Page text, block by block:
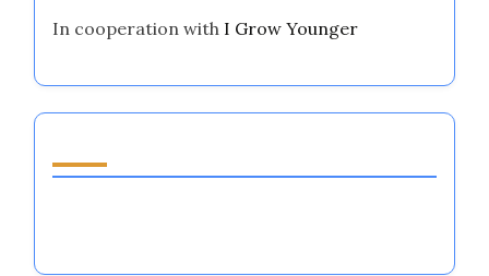
In cooperation with I Grow Younger